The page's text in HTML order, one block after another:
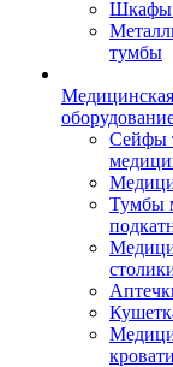
Шкафы
тумбы
Сейфы
Тумбы
кровати